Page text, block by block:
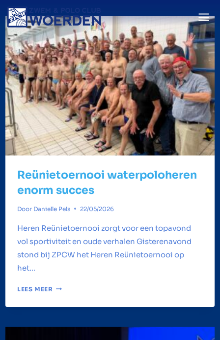
Doorgaan
naar
inhoud
Reünietoernooi waterpoloheren
enorm succes
Door Danielle Pels 22/05/2026
Heren Reünietoernooi zorgt voor een topavond
vol sportiviteit en oude verhalen Gisterenavond
stond bij ZPCW het Heren Reünietoernooi op
het…
LEES MEER REÜNIETOERNOOI
ENORM